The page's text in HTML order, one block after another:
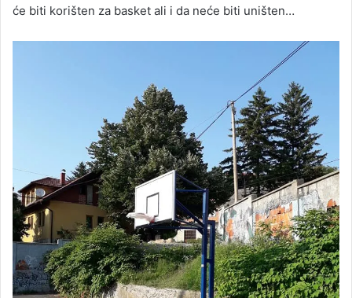
će biti korišten za basket ali i da neće biti uništen…